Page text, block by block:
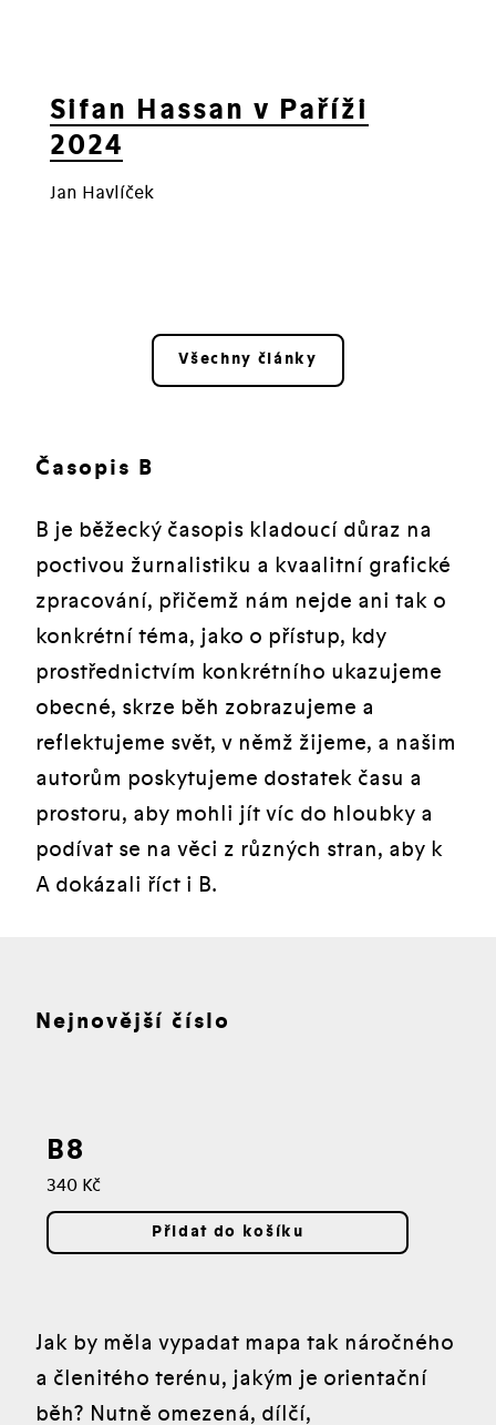
Sifan Hassan v Paříži
2024
Jan Havlíček
Všechny články
Časopis B
B je běžecký časopis kladoucí důraz na
poctivou žurnalistiku a kvaalitní grafické
zpracování, přičemž nám nejde ani tak o
konkrétní téma, jako o přístup, kdy
prostřednictvím konkrétního ukazujeme
obecné, skrze běh zobrazujeme a
reflektujeme svět, v němž žijeme, a našim
autorům poskytujeme dostatek času a
prostoru, aby mohli jít víc do hloubky a
podívat se na věci z různých stran, aby k
A dokázali říct i B.
Nejnovější číslo
B8
Cena:
340 Kč
Přidat do košíku
Jak by měla vypadat mapa tak náročného
a členitého terénu, jakým je orientační
běh? Nutně omezená, dílčí,